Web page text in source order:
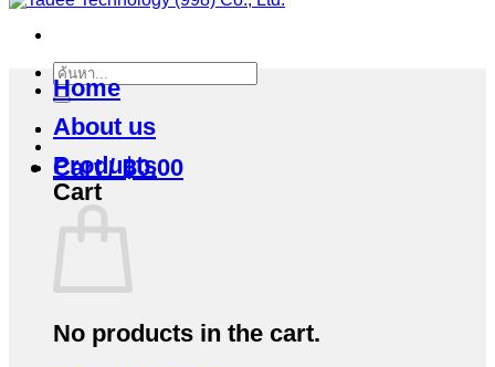
Search
for:
Cart /฿0.00
Cart
No products in the cart.
Home
About us
Products